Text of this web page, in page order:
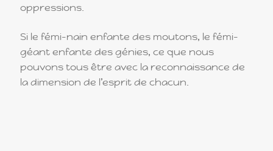
oppressions.
Si le fémi-nain enfante des moutons, le fémi-
géant enfante des génies, ce que nous
pouvons tous être avec la reconnaissance de
la dimension de l’esprit de chacun.